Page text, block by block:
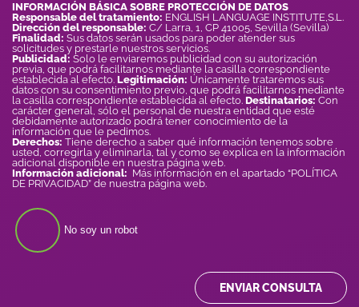
INFORMACIÓN BÁSICA SOBRE PROTECCIÓN DE DATOS
Responsable del tratamiento: ENGLISH LANGUAGE INSTITUTE,S.L.
Dirección del responsable: C/ Larra, 1, CP 41005, Sevilla (Sevilla)
Finalidad: Sus datos serán usados para poder atender sus
solicitudes y prestarle nuestros servicios.
Publicidad: Solo le enviaremos publicidad con su autorización
previa, que podrá facilitarnos mediante la casilla correspondiente
establecida al efecto. Legitimación: Únicamente trataremos sus
datos con su consentimiento previo, que podrá facilitarnos mediante
la casilla correspondiente establecida al efecto. Destinatarios: Con
carácter general, sólo el personal de nuestra entidad que esté
debidamente autorizado podrá tener conocimiento de la
información que le pedimos.
Derechos: Tiene derecho a saber qué información tenemos sobre
usted, corregirla y eliminarla, tal y como se explica en la información
adicional disponible en nuestra página web.
Información adicional: Más información en el apartado “POLÍTICA
DE PRIVACIDAD” de nuestra página web.
No soy un robot
ENVIAR CONSULTA